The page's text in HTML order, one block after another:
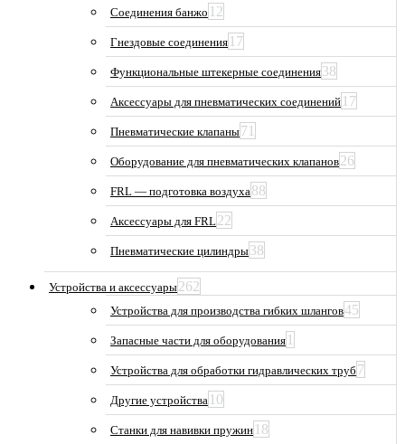
Соединения банжо 12
Гнездовые соединения 17
Функциональные штекерные соединения38
Аксессуары для пневматических соединений 17
Пневматические клапаны71
Оборудование для пневматических клапанов26
FRL — подготовка воздуха88
Аксессуары для FRL22
Пневматические цилиндры38
Устройства и аксессуары262
Устройства для производства гибких шлангов45
Запасные части для оборудования 1
Устройства для обработки гидравлических труб 7
Другие устройства 10
Станки для навивки пружин 18